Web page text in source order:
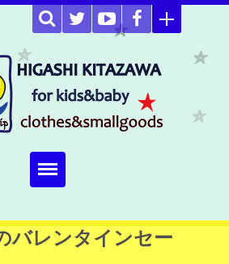
バレンタインセー